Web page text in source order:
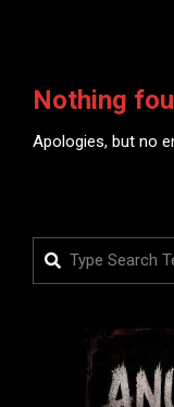
Nothing
Apologies, but no
Search